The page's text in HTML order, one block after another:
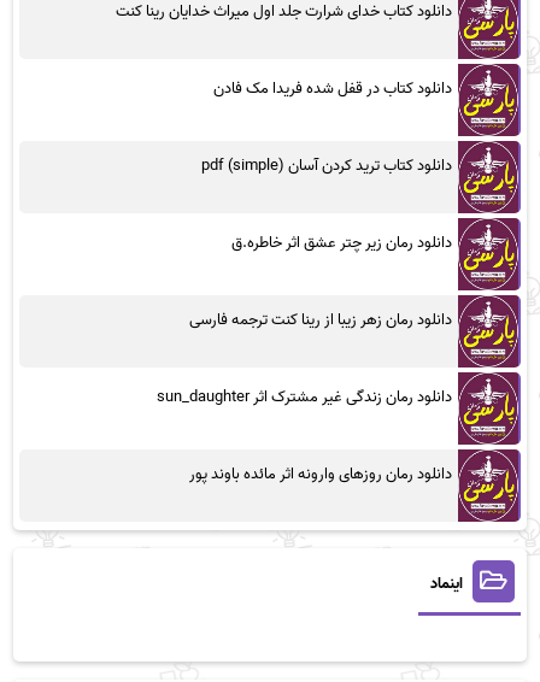
دانلود کتاب خدای شرارت جلد اول میراث خدایان رینا کنت
دانلود کتاب در قفل شده فریدا مک فادن
دانلود کتاب ترید کردن آسان (simple) pdf
دانلود رمان زیر چتر عشق اثر خاطره.ق
دانلود رمان زهر زیبا از رینا کنت ترجمه فارسی
دانلود رمان زندگی غیر مشترک اثر sun_daughter
دانلود رمان روزهای وارونه اثر مائده باوند پور
اینماد